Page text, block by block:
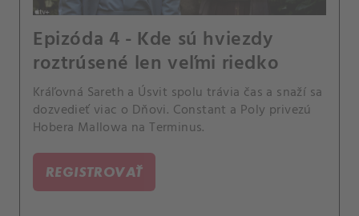
Epizóda 4 - Kde sú hviezdy
roztrúsené len veľmi riedko
Kráľovná Sareth a Úsvit spolu trávia čas a snaží sa
dozvedieť viac o Dňovi. Constant a Poly privezú
Hobera Mallowa na Terminus.
REGISTROVAŤ